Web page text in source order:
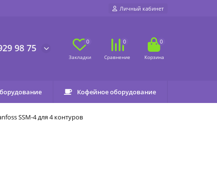
Личный кабинет
98 75
0 0 0
Кофейное оборудование
SSM-4 для 4 контуров